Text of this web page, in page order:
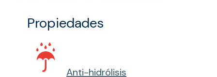
Propiedades
Anti-hidrólisis